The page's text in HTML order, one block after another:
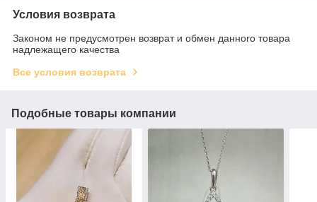
Условия возврата
Законом не предусмотрен возврат и обмен данного товара
надлежащего качества
Все условия возврата
Подобные товары компании